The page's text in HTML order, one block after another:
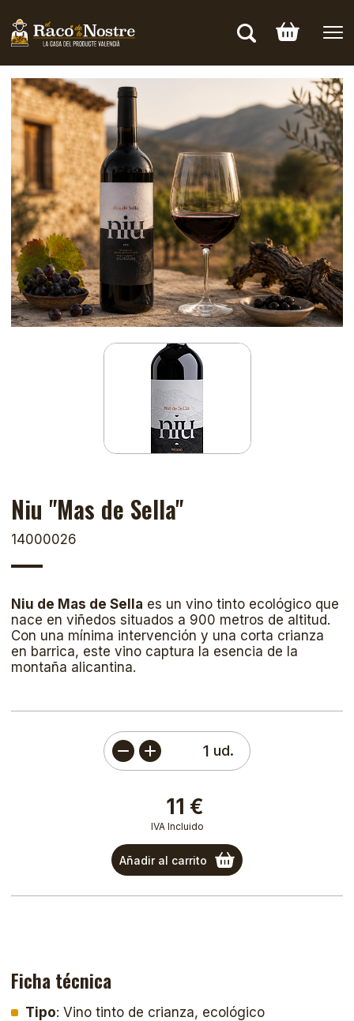
Niu "Mas de Sella"
14000026
Niu de Mas de Sella es un vino tinto ecológico que
nace en viñedos situados a 900 metros de altitud.
Con una mínima intervención y una corta crianza
en barrica, este vino captura la esencia de la
montaña alicantina.
ud.
11 €
IVA Incluido
Añadir al carrito
Ficha técnica
Tipo: Vino tinto de crianza, ecológico